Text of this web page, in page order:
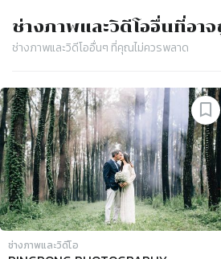
ช่างภาพและวิดีโออื่นที่อา
ช่างภาพและวิดีโออื่นๆ ที่คุณไม่ควรพลาด
Slide 1 of 4
ช่างภาพและวิดีโอ